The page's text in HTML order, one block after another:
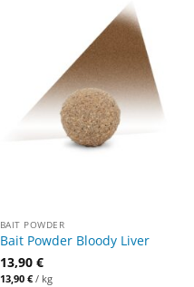
BAIT POWDER
Bait Powder Bloody Liver
13,90 €
13,90 €/ kg